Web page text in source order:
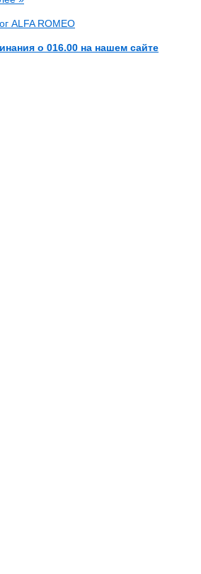
ALFA ROMEO
о 016.00 на нашем сайте